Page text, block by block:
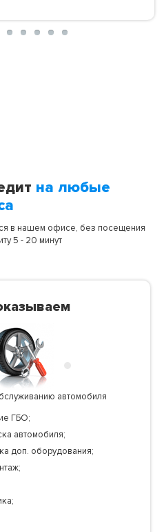
на любые
в нашем офисе, без посещения
5 - 20 минут
автомобиля
ГБО;
автомобиля;
доп. оборудования;